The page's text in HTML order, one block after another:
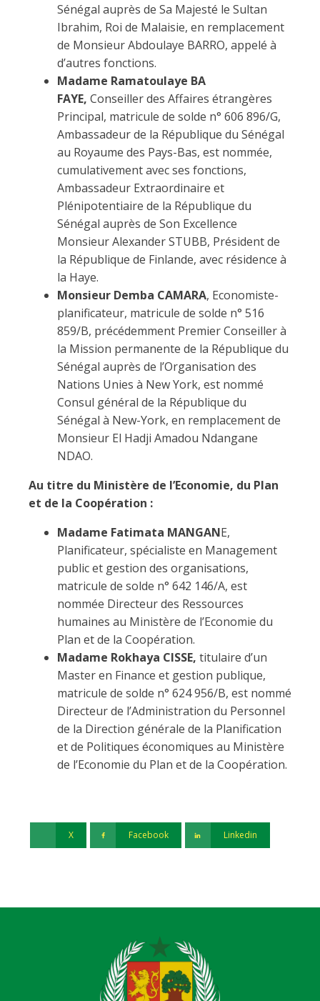
Sénégal auprès de Sa Majesté le Sultan
Ibrahim, Roi de Malaisie, en remplacement
de Monsieur Abdoulaye BARRO, appelé à
d’autres fonctions.
Madame Ramatoulaye BA
FAYE, Conseiller des Affaires étrangères
Principal, matricule de solde n° 606 896/G,
Ambassadeur de la République du Sénégal
au Royaume des Pays-Bas, est nommée,
cumulativement avec ses fonctions,
Ambassadeur Extraordinaire et
Plénipotentiaire de la République du
Sénégal auprès de Son Excellence
Monsieur Alexander STUBB, Président de
la République de Finlande, avec résidence à
la Haye.
Monsieur Demba CAMARA, Economiste-
planificateur, matricule de solde n° 516
859/B, précédemment Premier Conseiller à
la Mission permanente de la République du
Sénégal auprès de l’Organisation des
Nations Unies à New York, est nommé
Consul général de la République du
Sénégal à New-York, en remplacement de
Monsieur El Hadji Amadou Ndangane
NDAO.
Au titre du Ministère de l’Economie, du Plan
et de la Coopération :
Madame Fatimata MANGANE,
Planificateur, spécialiste en Management
public et gestion des organisations,
matricule de solde n° 642 146/A, est
nommée Directeur des Ressources
humaines au Ministère de l’Economie du
Plan et de la Coopération.
Madame Rokhaya CISSE, titulaire d’un
Master en Finance et gestion publique,
matricule de solde n° 624 956/B, est nommé
Directeur de l’Administration du Personnel
de la Direction générale de la Planification
et de Politiques économiques au Ministère
de l’Economie du Plan et de la Coopération.
X Facebook Linkedin